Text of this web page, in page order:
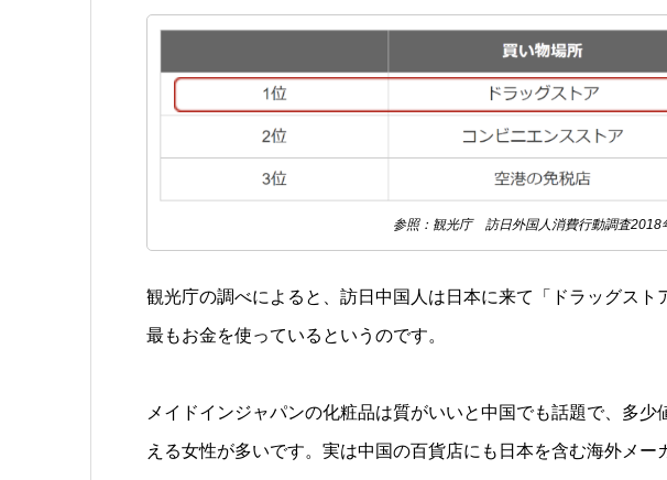
参照：観光庁 訪日外国人消費行動調査2018
観光庁の調べによると、訪日中国人は日本に来て「ドラッグスト
最もお金を使っているというのです。
メイドインジャパンの化粧品は質がいいと中国でも話題で、多
える女性が多いです。実は中国の百貨店にも日本を含む海外メ